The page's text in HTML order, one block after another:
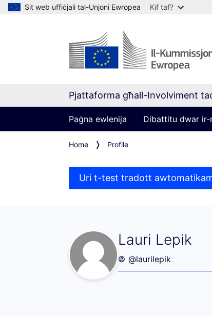
Sit web uffiċjali tal-Unjoni Ewropea Kif taf?
Pjattaforma għall-Involviment
Paġna ewlenija Dibattitu dwar ir-
Home Profile
Uri t-test tradott
Lauri Lepik
L-Attività
@laurilepik